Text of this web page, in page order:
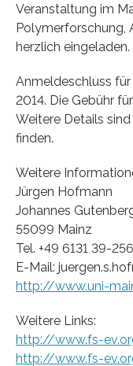
Veranstaltung im
Polymerforschung,
herzlich eingeladen.
Anmeldeschluss
2014. Die Gebühr
Weitere Details
finden.
Weitere
Jürgen Hofmann
Johannes
55099 Mainz
Tel. +49 6131 39-
E-Mail:
http://www.uni-
Weitere Links:
http://www.fs-
http://www.fs-